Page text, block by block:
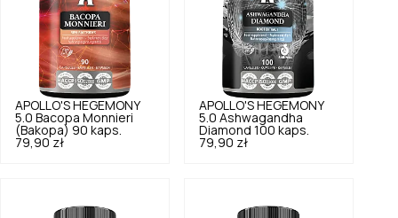
APOLLO'S HEGEMONY
5.0 Bacopa Monnieri
(Bakopa) 90 kaps.
79,90 zł
APOLLO'S HEGEMONY
5.0 Ashwagandha
Diamond 100 kaps.
79,90 zł